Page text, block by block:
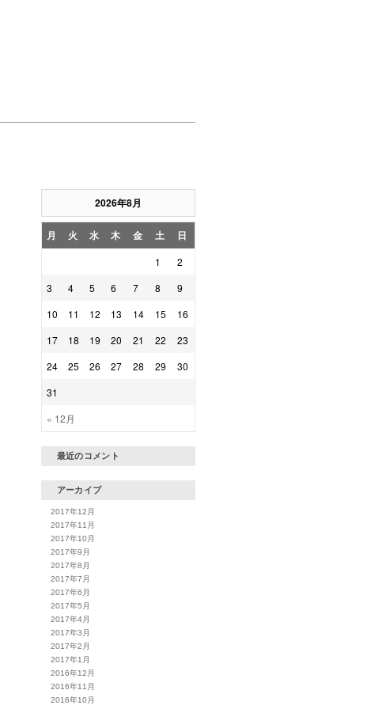
2026年8月
月 火 水 木 金 土 日
« 12月
1
2
3
4 5 6 7 8
9
10
11 12 13 14 15
16
17
18 19 20 21 22
23
24
25 26 27 28 29
30
31
最近のコメント
アーカイブ
2017年12月
2017年11月
2017年10月
2017年9月
2017年8月
2017年7月
2017年6月
2017年5月
2017年4月
2017年3月
2017年2月
2017年1月
2016年12月
2016年11月
2016年10月